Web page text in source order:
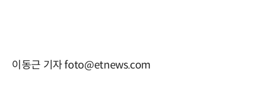
이동근 기자 foto@etnews.com